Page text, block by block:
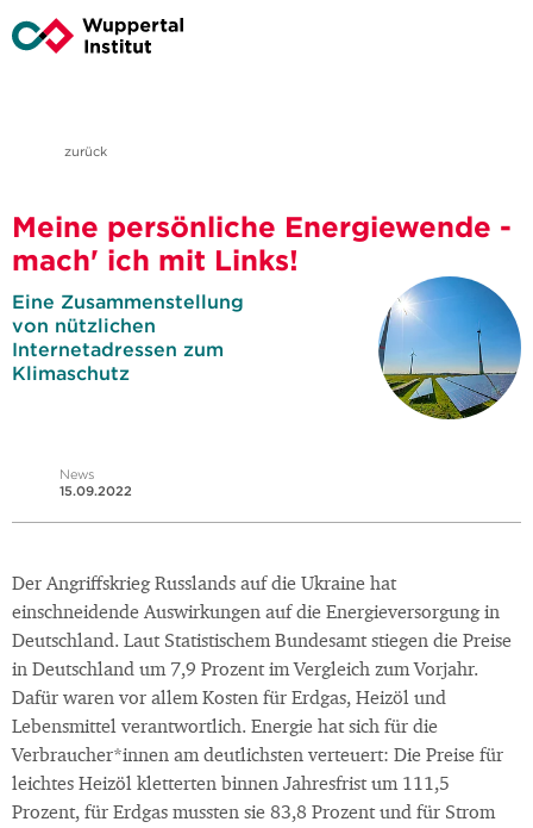
zurück
Meine persönliche Energiewende -
mach' ich mit Links!
Eine Zusammenstellung
von nützlichen
Internetadressen zum
Klimaschutz
News
15.09.2022
Der Angriffskrieg Russlands auf die Ukraine hat
einschneidende Auswirkungen auf die Energieversorgung in
Deutschland. Laut Statistischem Bundesamt stiegen die Preise
in Deutschland um 7,9 Prozent im Vergleich zum Vorjahr.
Dafür waren vor allem Kosten für Erdgas, Heizöl und
Lebensmittel verantwortlich. Energie hat sich für die
Verbraucher*innen am deutlichsten verteuert: Die Preise für
leichtes Heizöl kletterten binnen Jahresfrist um 111,5
Prozent, für Erdgas mussten sie 83,8 Prozent und für Strom